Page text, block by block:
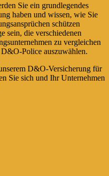
Sie ein grundlegendes
haben und wissen, wie Sie
schützen
sein, die verschiedenen
zu vergleichen
Police auszuwählen.
D&O-Versicherung für
Sie sich und Ihr Unternehmen